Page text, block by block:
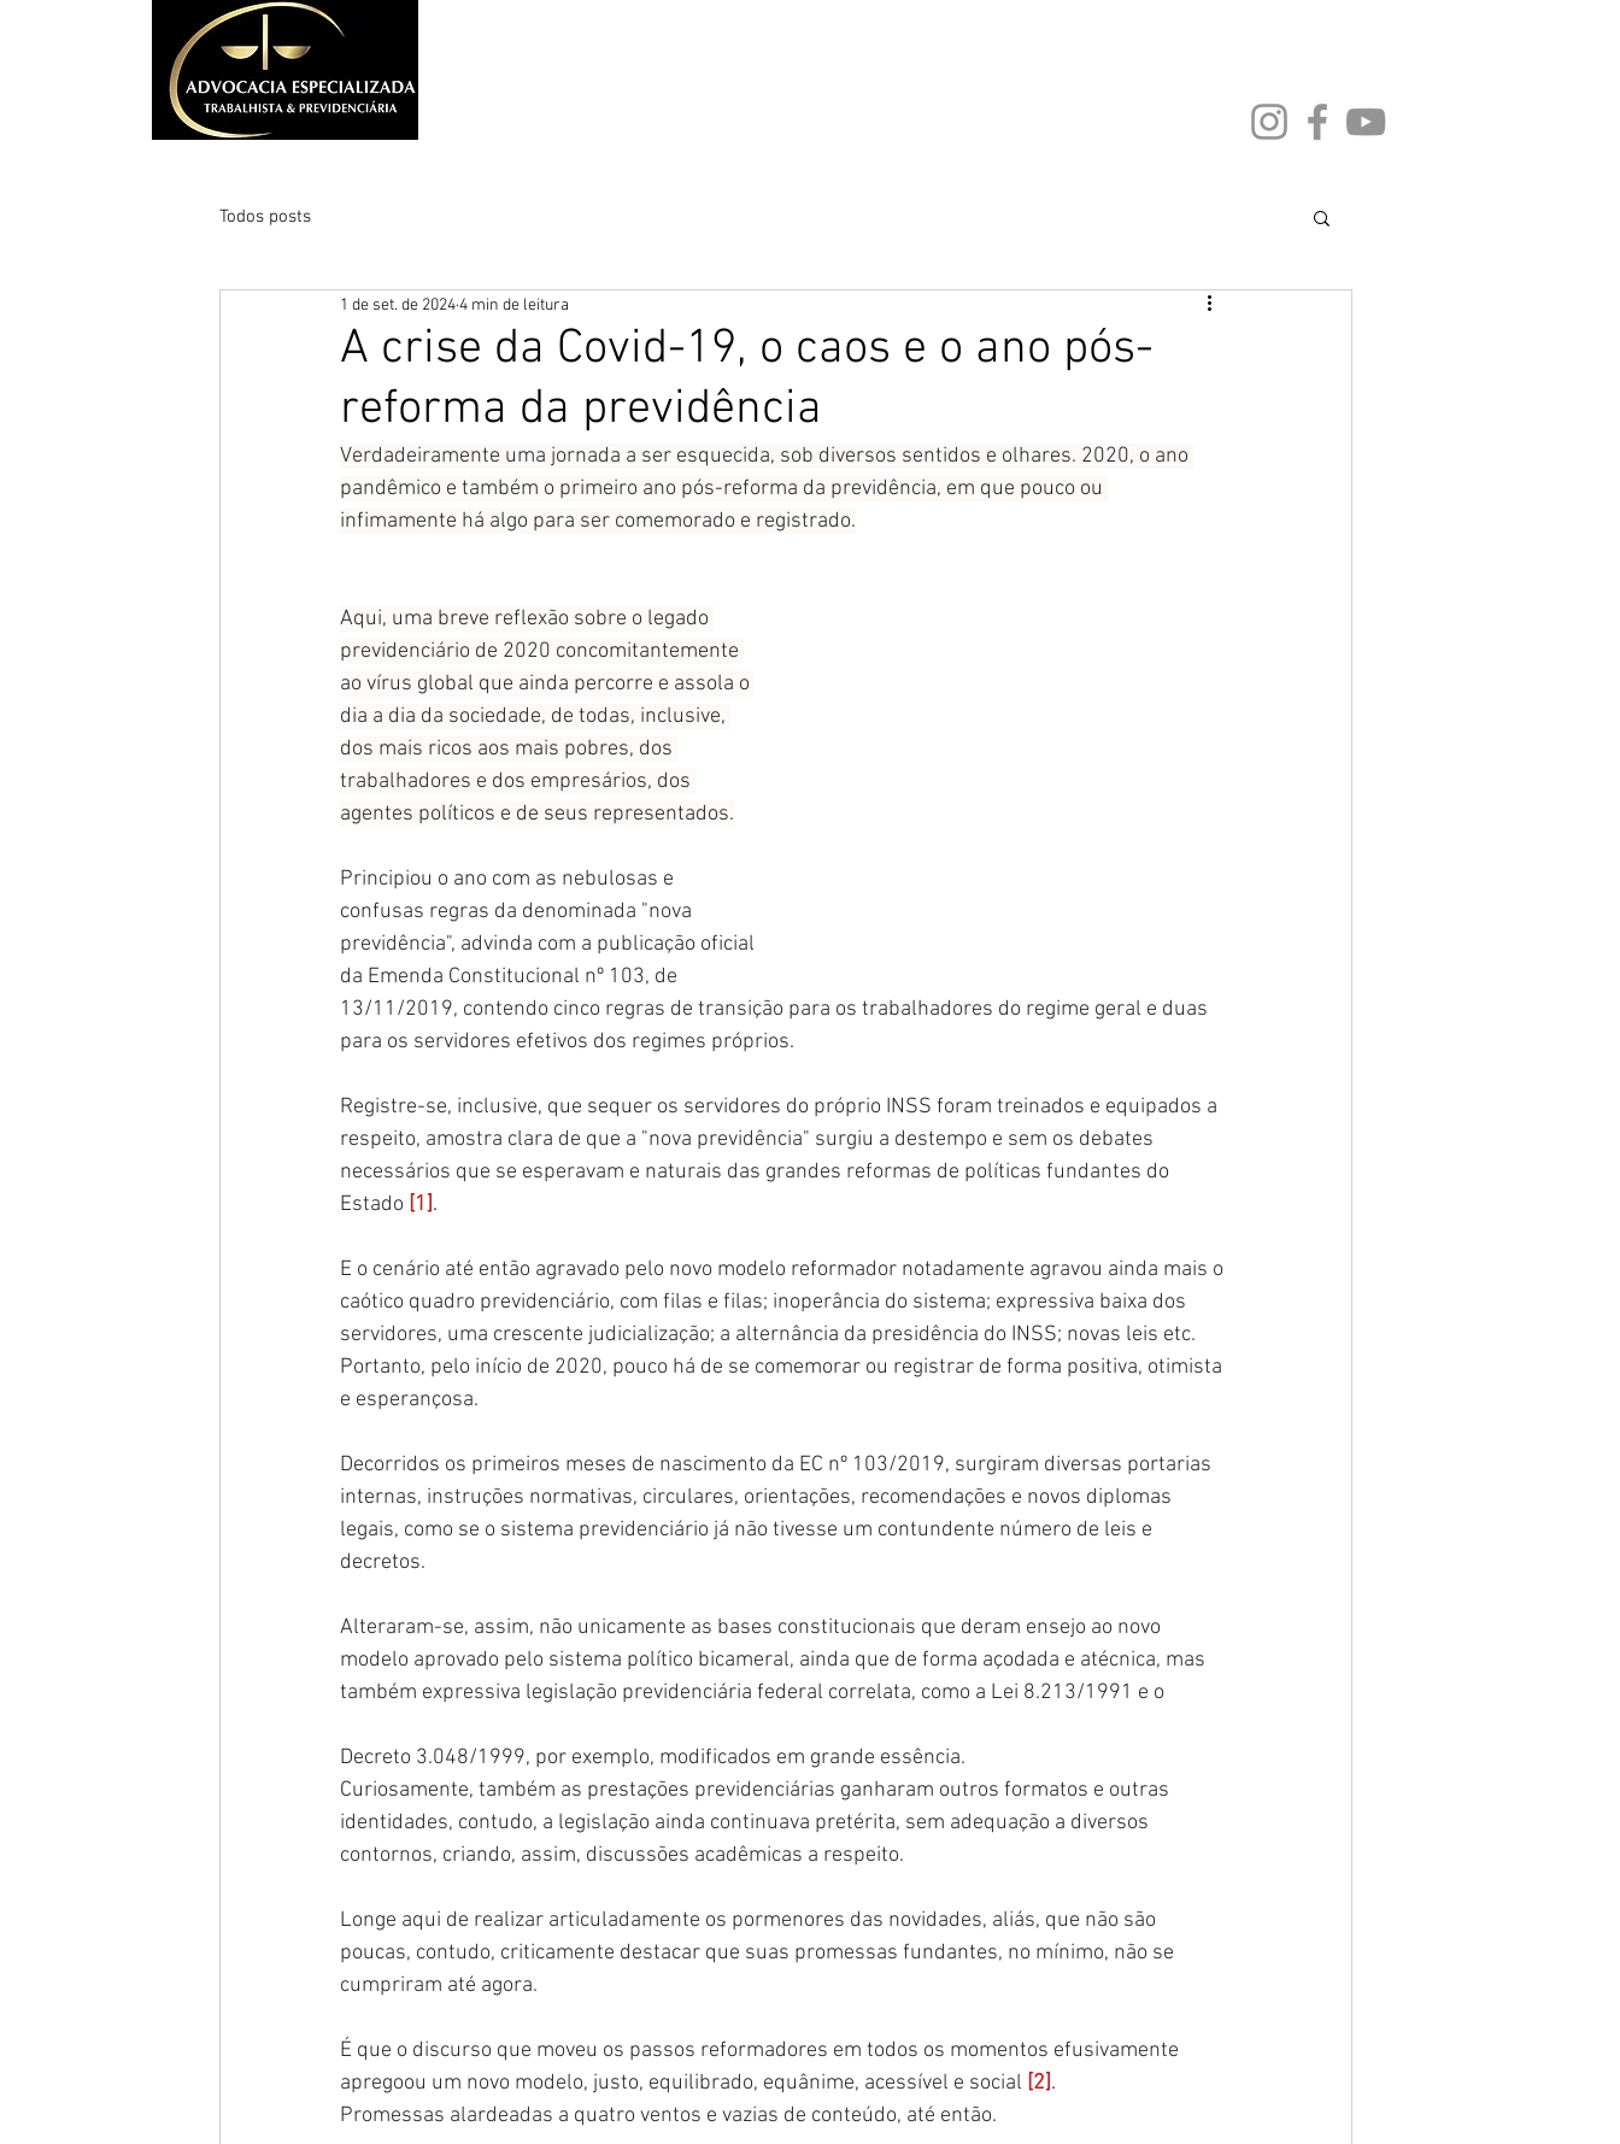
Todos posts
A crise da Covid-19, o caos e o ano pós-
reforma da previdência
1 de set. de 20244 min de leitura
Verdadeiramente uma jornada a ser esquecida, sob diversos sentidos e olhares. 2020, o ano
pandêmico e também o primeiro ano pós-reforma da previdência, em que pouco ou
infimamente há algo para ser comemorado e registrado.
Aqui, uma breve reflexão sobre o legado
previdenciário de 2020 concomitantemente
ao vírus global que ainda percorre e assola o
dia a dia da sociedade, de todas, inclusive,
dos mais ricos aos mais pobres, dos
trabalhadores e dos empresários, dos
agentes políticos e de seus representados.
Principiou o ano com as nebulosas e
confusas regras da denominada "nova
previdência", advinda com a publicação oficial
da Emenda Constitucional nº 103, de
13/11/2019, contendo cinco regras de transição para os trabalhadores do regime geral e duas
para os servidores efetivos dos regimes próprios.
Registre-se, inclusive, que sequer os servidores do próprio INSS foram treinados e equipados a
respeito, amostra clara de que a "nova previdência" surgiu a destempo e sem os debates
necessários que se esperavam e naturais das grandes reformas de políticas fundantes do
Estado [1].
E o cenário até então agravado pelo novo modelo reformador notadamente agravou ainda mais o
caótico quadro previdenciário, com filas e filas; inoperância do sistema; expressiva baixa dos
servidores, uma crescente judicialização; a alternância da presidência do INSS; novas leis etc.
Portanto, pelo início de 2020, pouco há de se comemorar ou registrar de forma positiva, otimista
e esperançosa.
Decorridos os primeiros meses de nascimento da EC nº 103/2019, surgiram diversas portarias
internas, instruções normativas, circulares, orientações, recomendações e novos diplomas
legais, como se o sistema previdenciário já não tivesse um contundente número de leis e
decretos.
Alteraram-se, assim, não unicamente as bases constitucionais que deram ensejo ao novo
modelo aprovado pelo sistema político bicameral, ainda que de forma açodada e atécnica, mas
também expressiva legislação previdenciária federal correlata, como a Lei 8.213/1991 e o
Decreto 3.048/1999, por exemplo, modificados em grande essência.
Curiosamente, também as prestações previdenciárias ganharam outros formatos e outras
identidades, contudo, a legislação ainda continuava pretérita, sem adequação a diversos
contornos, criando, assim, discussões acadêmicas a respeito.
Longe aqui de realizar articuladamente os pormenores das novidades, aliás, que não são
poucas, contudo, criticamente destacar que suas promessas fundantes, no mínimo, não se
cumpriram até agora.
É que o discurso que moveu os passos reformadores em todos os momentos efusivamente
apregoou um novo modelo, justo, equilibrado, equânime, acessível e social [2].
Promessas alardeadas a quatro ventos e vazias de conteúdo, até então.